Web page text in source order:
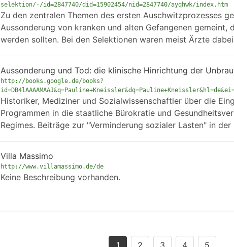
selektion/-/id=2847740/did=15902454/nid=2847740/ayqhwk/index.htm
Zu den zentralen Themen des ersten Auschwitzprozesses
Aussonderung von kranken und alten Gefangenen
werden sollten. Bei den Selektionen waren meist Ärzte
Aussonderung und Tod: die klinische Hinrichtung der
http://books.google.de/books?
Historiker, Mediziner und Sozialwissenschaftler über die
Programmen in die staatliche Bürokratie und
Regimes. Beiträge zur "Verminderung sozialer Lasten" in
Villa Massimo
http://www.villamassimo.de/de
Keine Beschreibung vorhanden.
1 2 3 4 5